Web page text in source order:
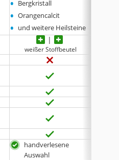
Bergkristall
• Orangencalcit
• und weitere Heilsteine
weißer Stoffbeutel
handverlesene
Auswahl